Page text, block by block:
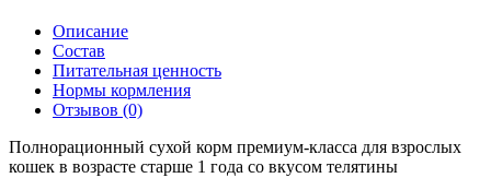
Описание
Состав
Питательная ценность
Нормы кормления
Отзывов (0)
Полнорационный сухой корм премиум-класса для взрослых
кошек в возрасте старше 1 года со вкусом телятины